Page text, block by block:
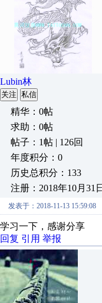
Lubin林
关注 私信
精华：0帖
求助：0帖
帖子：1帖 | 126回
年度积分：0
历史总积分：133
注册：2018年10月31日
发表于：2018-11-13 15:59:08
学习一下，感谢分享
回复 引用 举报